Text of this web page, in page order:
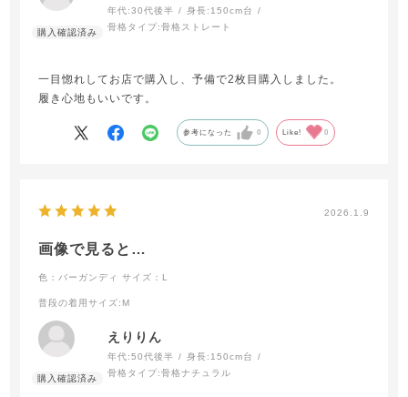
年代:30代後半 身長: 150cm台
骨格タイプ:骨格ストレート
一目惚れしてお店で購入し、予備で2枚目購入しました。
履き心地もいいです。
参考になった 0 Like! 0
2026.1.9
画像で見ると…
色：バーガンディ サイズ：L
普段の着用サイズ:M
えりりん
年代:50代後半 身長: 150cm台
骨格タイプ:骨格ナチュラル